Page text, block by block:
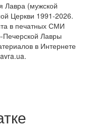
Лавра (мужской
Церкви 1991-2026.
в печатных СМИ
Лавры
в Интернете